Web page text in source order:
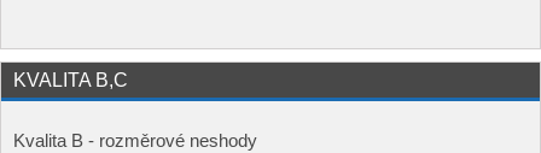
KVALITA B,C
Kvalita B - rozměrové neshody